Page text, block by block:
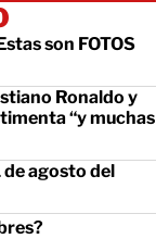
son FOTOS
Ronaldo y
“y muchas
de agosto del